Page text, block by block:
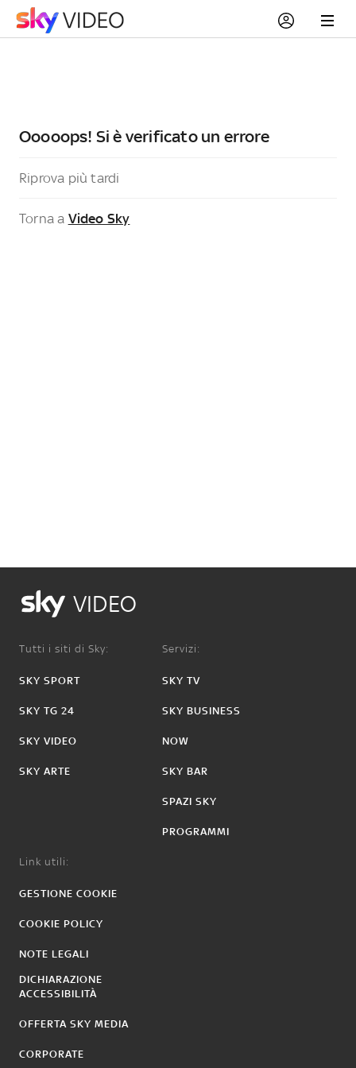
Ooooops! Si è verificato un errore
Riprova più tardi
Torna a Video Sky
VIDEO
Tutti i siti di Sky:
SKY SPORT
SKY TG 24
SKY VIDEO
SKY ARTE
Servizi:
SKY TV
SKY BUSINESS
NOW
SKY BAR
SPAZI SKY
PROGRAMMI
Link utili:
GESTIONE COOKIE
COOKIE POLICY
NOTE LEGALI
DICHIARAZIONE
ACCESSIBILITÀ
OFFERTA SKY MEDIA
CORPORATE